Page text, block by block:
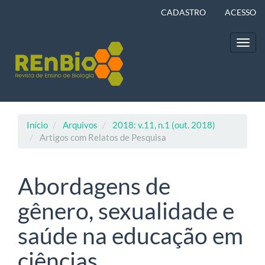
Barra
Lateral
CADASTRO ACESSO
Início Arquivos
2018: v.11, n.1 (out. 2018)
Artigos com Relatos de Pesquisa
Abordagens de
gênero, sexualidade e
saúde na educação em